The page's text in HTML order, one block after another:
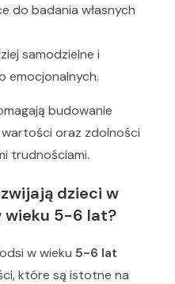
do badania własnych
samodzielne i
emocjonalnych.
budowanie
oraz zdolności
trudnościami.
dzieci w
wieku 5-6 lat?
w wieku 5-6 lat
które są istotne na